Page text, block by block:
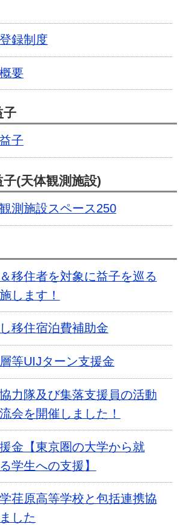
録制度
要
子
子
(天体観測施設)
測施設スペース250
移住者を対象に益子を巡る
します！
移住宿泊費補助金
等UIJターン支援金
力隊及び集落支援員の活動
会を開催しました！
金【東京圏の大学から就
学生への支援】
荏原高等学校と包括連携協
した